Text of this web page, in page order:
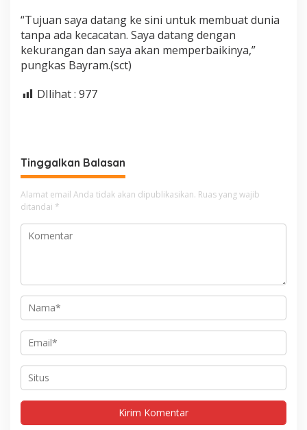
“Tujuan saya datang ke sini untuk membuat dunia
tanpa ada kecacatan. Saya datang dengan
kekurangan dan saya akan memperbaikinya,”
pungkas Bayram.(sct)
DIlihat : 977
Tinggalkan Balasan
Alamat email Anda tidak akan dipublikasikan. Ruas yang wajib
ditandai *